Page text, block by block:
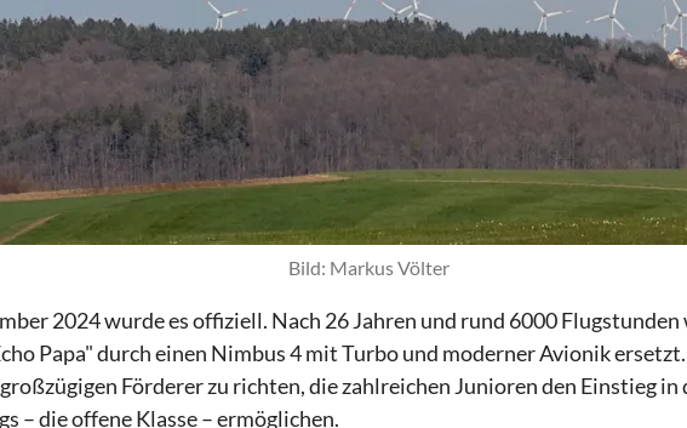
Bild: Markus Völter
2024 wurde es offiziell. Nach 26 Jahren und rund 6000
Papa" durch einen Nimbus 4 mit Turbo und moderner Avionik
Förderer zu richten, die zahlreichen Junioren den Einstieg in
– die offene Klasse – ermöglichen.